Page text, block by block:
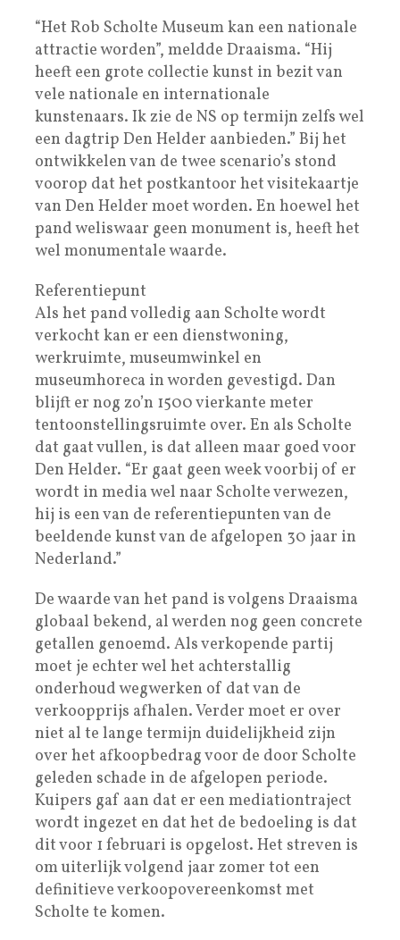
“Het Rob Scholte Museum kan een nationale
attractie worden”, meldde Draaisma. “Hij
heeft een grote collectie kunst in bezit van
vele nationale en internationale
kunstenaars. Ik zie de NS op termijn zelfs wel
een dagtrip Den Helder aanbieden.” Bij het
ontwikkelen van de twee scenario’s stond
voorop dat het postkantoor het visitekaartje
van Den Helder moet worden. En hoewel het
pand weliswaar geen monument is, heeft het
wel monumentale waarde.
Referentiepunt
Als het pand volledig aan Scholte wordt
verkocht kan er een dienstwoning,
werkruimte, museumwinkel en
museumhoreca in worden gevestigd. Dan
blijft er nog zo’n 1500 vierkante meter
tentoonstellingsruimte over. En als Scholte
dat gaat vullen, is dat alleen maar goed voor
Den Helder. “Er gaat geen week voorbij of er
wordt in media wel naar Scholte verwezen,
hij is een van de referentiepunten van de
beeldende kunst van de afgelopen 30 jaar in
Nederland.”
De waarde van het pand is volgens Draaisma
globaal bekend, al werden nog geen concrete
getallen genoemd. Als verkopende partij
moet je echter wel het achterstallig
onderhoud wegwerken of dat van de
verkoopprijs afhalen. Verder moet er over
niet al te lange termijn duidelijkheid zijn
over het afkoopbedrag voor de door Scholte
geleden schade in de afgelopen periode.
Kuipers gaf aan dat er een mediationtraject
wordt ingezet en dat het de bedoeling is dat
dit voor 1 februari is opgelost. Het streven is
om uiterlijk volgend jaar zomer tot een
definitieve verkoopovereenkomst met
Scholte te komen.